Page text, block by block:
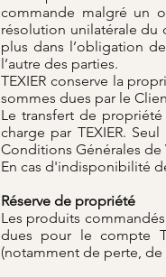
commande malgré un
résolution unilatérale du
plus dans l’obligation
l’autre des parties.
TEXIER conserve la
sommes dues par le
Le transfert de
charge par TEXIER.
Conditions Générales de
En cas d'indisponibilité
Réserve de propriété
Les produits
dues pour le compte
(notamment de perte,